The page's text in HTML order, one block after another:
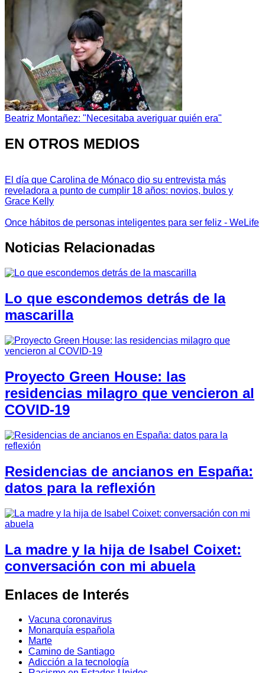
Beatriz Montañez: "Necesitaba averiguar quién era"
EN OTROS MEDIOS
El día que Carolina de Mónaco dio su entrevista más
reveladora a punto de cumplir 18 años: novios, bulos y
Grace Kelly
Once hábitos de personas inteligentes para ser feliz - WeLife
Noticias Relacionadas
Lo que escondemos detrás de la
mascarilla
Proyecto Green House: las
residencias milagro que vencieron al
COVID-19
Residencias de ancianos en España:
datos para la reflexión
La madre y la hija de Isabel Coixet:
conversación con mi abuela
Enlaces de Interés
Vacuna coronavirus
Monarquía española
Marte
Camino de Santiago
Adicción a la tecnología